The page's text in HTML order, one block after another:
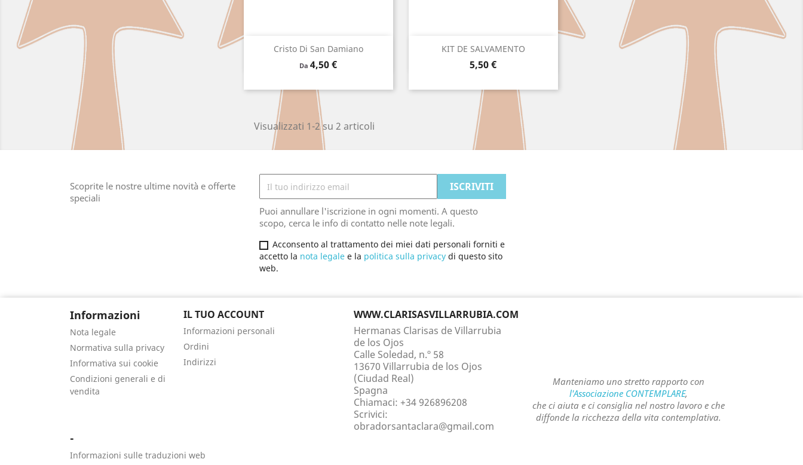
Cristo Di San Damiano
Da Prezzo
4,50 €
Anteprima KIT DE SALVAMENTO
Prezzo
5,50 €
Anteprima
Visualizzati 1-2 su 2 articoli
Scoprite le nostre ultime novità e offerte
speciali
Puoi annullare l'iscrizione in ogni momenti. A questo
scopo, cerca le info di contatto nelle note legali.
Acconsento al trattamento dei miei dati personali forniti e
accetto la nota legalee la politica sulla privacydi questo sito
web.
Informazioni
Nota legale
Normativa sulla privacy
Informativa sui cookie
Condizioni generali e di
vendita
IL TUO ACCOUNT
Informazioni personali
Ordini
Indirizzi
WWW.CLARISASVILLARRUBIA.COM
Hermanas Clarisas de Villarrubia
de los Ojos
Calle Soledad, n.º 58
13670 Villarrubia de los Ojos
(Ciudad Real)
Spagna
Chiamaci: +34 926896208
Scrivici:
obradorsantaclara@gmail.com
Manteniamo uno stretto rapporto con
l'Associazione CONTEMPLARE,
che ci aiuta e ci consiglia nel nostro lavoro e che
diffonde la ricchezza della vita contemplativa.
-
Informazioni sulle traduzioni web